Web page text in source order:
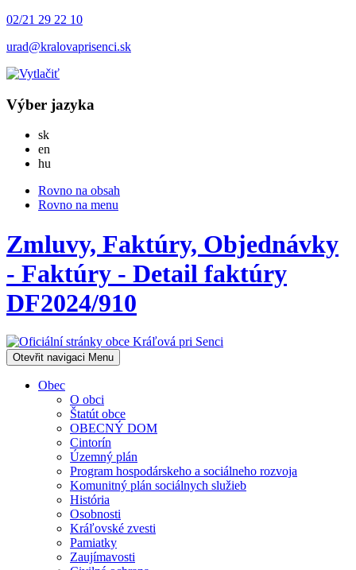
02/21 29 22 10
urad@kralovaprisenci.sk
Výber jazyka
skSlovensky
en
hu
Rovno na obsah
Rovno na menu
Zmluvy, Faktúry, Objednávky
- Faktúry - Detail faktúry
DF2024/910
Otevřit navigaci Menu
Obec
O obci
Štatút obce
OBECNÝ DOM
Cintorín
Územný plán
Program hospodárskeho a sociálneho rozvoja
Komunitný plán sociálnych služieb
História
Osobnosti
Kráľovské zvesti
Pamiatky
Zaujímavosti